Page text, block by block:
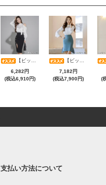
【ビッグサマーセール対象品】艶やかサテン×美シルエット大人のためのオフショルダーセットアップ(キャバドレス・CABARETDRESS)
6,282円
(税込6,910円)
【ビッグサマーセール対象品】美麗レースベルスリーブトップス＆パールタイトスカートセットアップ(キャバドレス・CABARETDRESS)
7,182円
(税込7,900円)
(
支払い方法について